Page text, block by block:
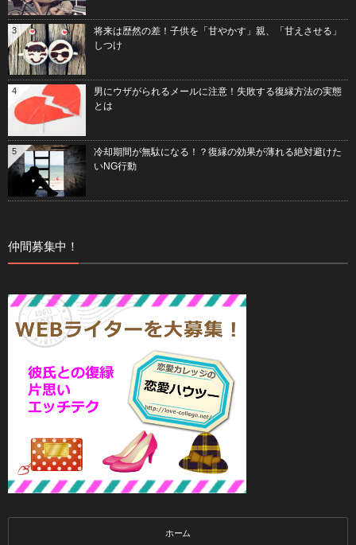
将来は歴然の差！子供を「甘やかす」親、「甘えさせる」
しつけ
3
男にウザがられるメールに注意！失敗する復縁方法の実態
とは
4
冷却期間が無駄になる！？復縁の効果が薄れる絶対避けた
いNG行動
5
仲間募集中！
ホーム